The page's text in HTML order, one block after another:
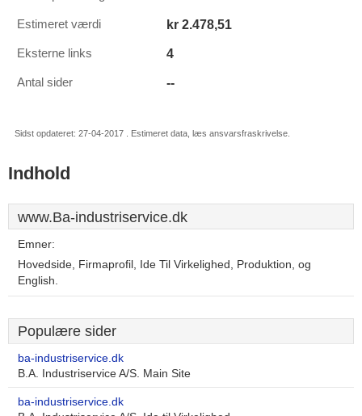
Estimeret værdi kr 2.478,51
Eksterne links 4
Antal sider --
Sidst opdateret: 27-04-2017 . Estimeret data, læs ansvarsfraskrivelse.
Indhold
www.Ba-industriservice.dk
Emner:
Hovedside, Firmaprofil, Ide Til Virkelighed, Produktion, og
English.
Populære sider
ba-industriservice.dk
B.A. Industriservice A/S. Main Site
ba-industriservice.dk